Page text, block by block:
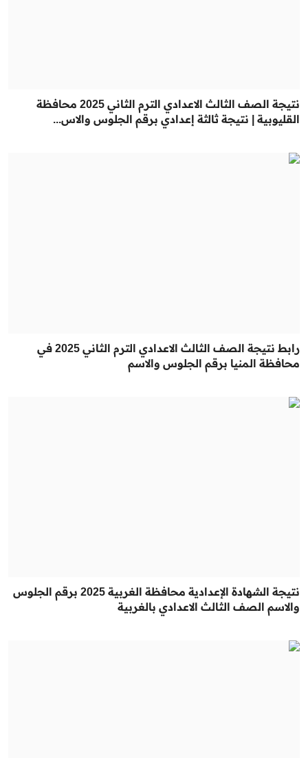
نتيجة الصف الثالث الاعدادي الترم الثاني 2025 محافظة
القليوبية | نتيجة ثالثة إعدادي برقم الجلوس والاس...
رابط نتيجة الصف الثالث الاعدادي الترم الثاني 2025 في
محافظة المنيا برقم الجلوس والاسم
نتيجة الشهادة الإعدادية محافظة الغربية 2025 برقم الجلوس
والاسم الصف الثالث الاعدادي بالغربية